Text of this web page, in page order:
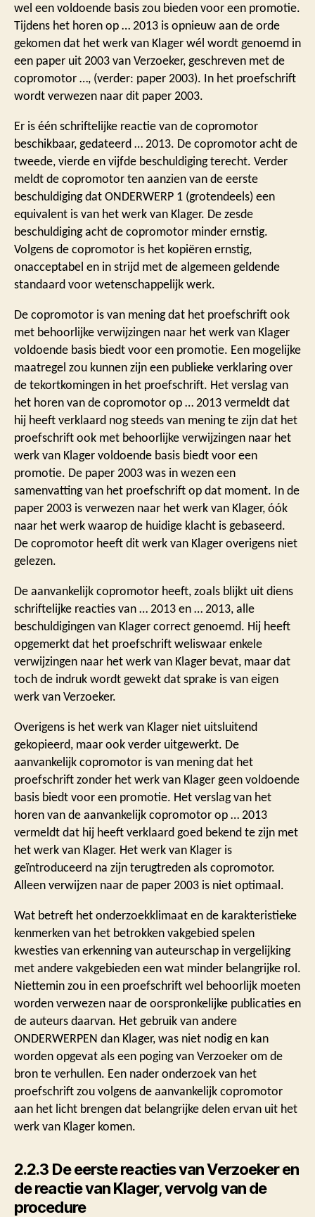
wel een voldoende basis zou bieden voor een promotie.
Tijdens het horen op … 2013 is opnieuw aan de orde
gekomen dat het werk van Klager wél wordt genoemd in
een paper uit 2003 van Verzoeker, geschreven met de
copromotor …, (verder: paper 2003). In het proefschrift
wordt verwezen naar dit paper 2003.
Er is één schriftelijke reactie van de copromotor
beschikbaar, gedateerd … 2013. De copromotor acht de
tweede, vierde en vijfde beschuldiging terecht. Verder
meldt de copromotor ten aanzien van de eerste
beschuldiging dat ONDERWERP 1 (grotendeels) een
equivalent is van het werk van Klager. De zesde
beschuldiging acht de copromotor minder ernstig.
Volgens de copromotor is het kopiëren ernstig,
onacceptabel en in strijd met de algemeen geldende
standaard voor wetenschappelijk werk.
De copromotor is van mening dat het proefschrift ook
met behoorlijke verwijzingen naar het werk van Klager
voldoende basis biedt voor een promotie. Een mogelijke
maatregel zou kunnen zijn een publieke verklaring over
de tekortkomingen in het proefschrift. Het verslag van
het horen van de copromotor op … 2013 vermeldt dat
hij heeft verklaard nog steeds van mening te zijn dat het
proefschrift ook met behoorlijke verwijzingen naar het
werk van Klager voldoende basis biedt voor een
promotie. De paper 2003 was in wezen een
samenvatting van het proefschrift op dat moment. In de
paper 2003 is verwezen naar het werk van Klager, óók
naar het werk waarop de huidige klacht is gebaseerd.
De copromotor heeft dit werk van Klager overigens niet
gelezen.
De aanvankelijk copromotor heeft, zoals blijkt uit diens
schriftelijke reacties van … 2013 en … 2013, alle
beschuldigingen van Klager correct genoemd. Hij heeft
opgemerkt dat het proefschrift weliswaar enkele
verwijzingen naar het werk van Klager bevat, maar dat
toch de indruk wordt gewekt dat sprake is van eigen
werk van Verzoeker.
Overigens is het werk van Klager niet uitsluitend
gekopieerd, maar ook verder uitgewerkt. De
aanvankelijk copromotor is van mening dat het
proefschrift zonder het werk van Klager geen voldoende
basis biedt voor een promotie. Het verslag van het
horen van de aanvankelijk copromotor op … 2013
vermeldt dat hij heeft verklaard goed bekend te zijn met
het werk van Klager. Het werk van Klager is
geïntroduceerd na zijn terugtreden als copromotor.
Alleen verwijzen naar de paper 2003 is niet optimaal.
Wat betreft het onderzoekklimaat en de karakteristieke
kenmerken van het betrokken vakgebied spelen
kwesties van erkenning van auteurschap in vergelijking
met andere vakgebieden een wat minder belangrijke rol.
Niettemin zou in een proefschrift wel behoorlijk moeten
worden verwezen naar de oorspronkelijke publicaties en
de auteurs daarvan. Het gebruik van andere
ONDERWERPEN dan Klager, was niet nodig en kan
worden opgevat als een poging van Verzoeker om de
bron te verhullen. Een nader onderzoek van het
proefschrift zou volgens de aanvankelijk copromotor
aan het licht brengen dat belangrijke delen ervan uit het
werk van Klager komen.
2.2.3 De eerste reacties van Verzoeker en
de reactie van Klager, vervolg van de
procedure